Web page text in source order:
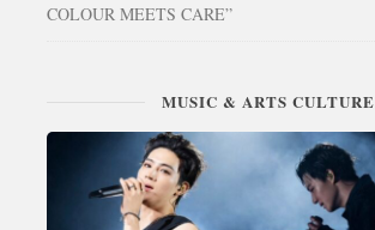
COLOUR MEETS CARE”
MUSIC & ARTS CULTURE